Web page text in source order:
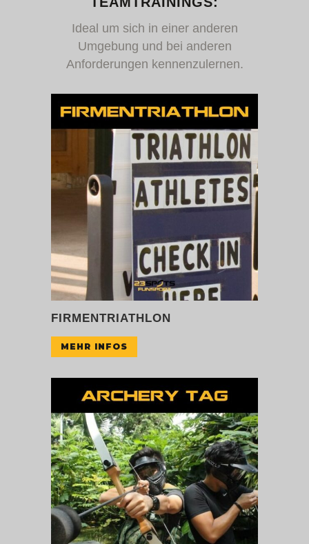
Ideal um sich in einer anderen
Umgebung und bei anderen
Anforderungen kennenzulernen.
FIRMENTRIATHLON
MEHR INFOS